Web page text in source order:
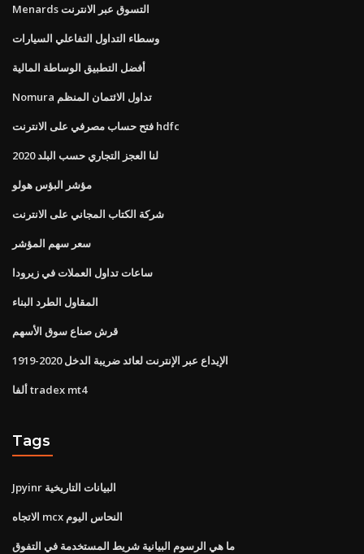
Menards التسوق عبر الانترنت
وسطاء التداول التفاعلي السيارات
أفضل التطبيق الوساطة المالية
Nomura تداول الائتمان المنظم
فتح حساب مصرفي على الانترنت hdfc
لنا العجز التجاري حسب البلد 2020
مؤشر البؤس هولو
شركة الكتاب المجاني على الانترنت
سعر سهم المؤشر
ساعات تداول العملات في زيرودا
المقاول الطرد البناء
قرش صناع سوق الأسهم
الإيداع عبر الإنترنت لعائد ضريبة الدخل 2020-1919
ألفا tradex mt4
Tags
Jpyinr البيانات التاريخية
الاتجاه mcx النحاس اليوم
ما هي الرسوم البيانية شريط المستخدمة في التفوق